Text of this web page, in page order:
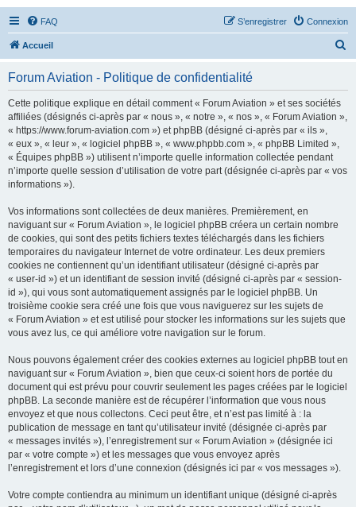
FAQ Connexion
S’enregistrer
Accueil
Forum Aviation - Politique de confidentialité
Cette politique explique en détail comment « Forum Aviation » et ses sociétés
affiliées (désignés ci-après par « nous », « notre », « nos », « Forum Aviation »,
« https://www.forum-aviation.com ») et phpBB (désigné ci-après par « ils »,
« eux », « leur », « logiciel phpBB », « www.phpbb.com », « phpBB Limited »,
« Équipes phpBB ») utilisent n’importe quelle information collectée pendant
n’importe quelle session d’utilisation de votre part (désignée ci-après par « vos
informations »).
Vos informations sont collectées de deux manières. Premièrement, en
naviguant sur « Forum Aviation », le logiciel phpBB créera un certain nombre
de cookies, qui sont des petits fichiers textes téléchargés dans les fichiers
temporaires du navigateur Internet de votre ordinateur. Les deux premiers
cookies ne contiennent qu’un identifiant utilisateur (désigné ci-après par
« user-id ») et un identifiant de session invité (désigné ci-après par « session-
id »), qui vous sont automatiquement assignés par le logiciel phpBB. Un
troisième cookie sera créé une fois que vous naviguerez sur les sujets de
« Forum Aviation » et est utilisé pour stocker les informations sur les sujets que
vous avez lus, ce qui améliore votre navigation sur le forum.
Nous pouvons également créer des cookies externes au logiciel phpBB tout en
naviguant sur « Forum Aviation », bien que ceux-ci soient hors de portée du
document qui est prévu pour couvrir seulement les pages créées par le logiciel
phpBB. La seconde manière est de récupérer l’information que vous nous
envoyez et que nous collectons. Ceci peut être, et n’est pas limité à : la
publication de message en tant qu’utilisateur invité (désignée ci-après par
« messages invités »), l’enregistrement sur « Forum Aviation » (désignée ici
par « votre compte ») et les messages que vous envoyez après
l’enregistrement et lors d’une connexion (désignés ici par « vos messages »).
Votre compte contiendra au minimum un identifiant unique (désigné ci-après